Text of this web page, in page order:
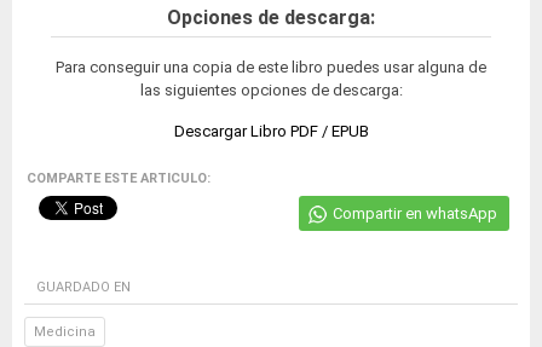
Opciones de descarga:
Para conseguir una copia de este libro puedes usar alguna de
las siguientes opciones de descarga:
Descargar Libro PDF / EPUB
COMPARTE ESTE ARTICULO:
Compartir en whatsApp
GUARDADO EN
Medicina